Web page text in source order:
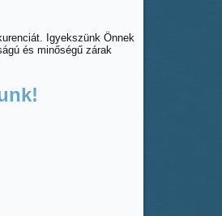
Igyekszünk Önnek
és minőségű zárak